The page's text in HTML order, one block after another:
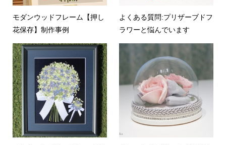
モダンウッドフレーム【押し
花保存】制作事例
よくある質問:プリザーブドフ
ラワーと悩んでいます